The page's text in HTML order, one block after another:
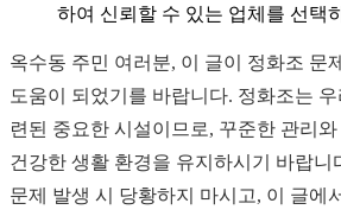
하여 신뢰할 수 있는 업체를 선택
옥수동 주민 여러분, 이 글이 정화조 문
도움이 되었기를 바랍니다. 정화조는
련된 중요한 시설이므로, 꾸준한 관리
건강한 생활 환경을 유지하시기 바랍니
문제 발생 시 당황하지 마시고, 이 글에